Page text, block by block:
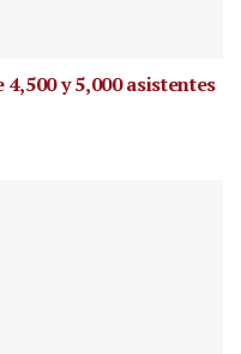
y 5,000 asistentes